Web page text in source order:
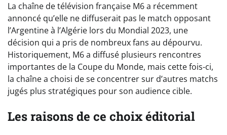
La chaîne de télévision française M6 a récemment
annoncé qu’elle ne diffuserait pas le match opposant
l’Argentine à l’Algérie lors du Mondial 2023, une
décision qui a pris de nombreux fans au dépourvu.
Historiquement, M6 a diffusé plusieurs rencontres
importantes de la Coupe du Monde, mais cette fois-ci,
la chaîne a choisi de se concentrer sur d’autres matchs
jugés plus stratégiques pour son audience cible.
Les raisons de ce choix éditorial